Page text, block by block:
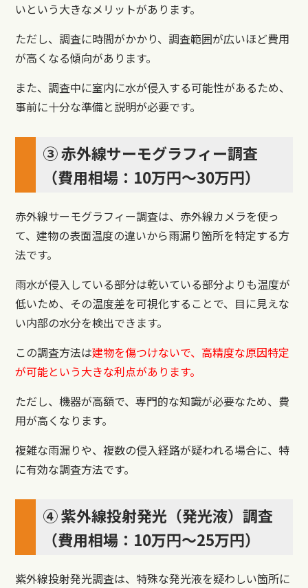
いという大きなメリットがあります。
ただし、調査に時間がかかり、調査範囲が広いほど費用
が高くなる傾向があります。
また、調査中に室内に水が侵入する可能性があるため、
事前に十分な準備と説明が必要です。
③ 赤外線サーモグラフィー調査
（費用相場：10万円〜30万円）
赤外線サーモグラフィー調査は、赤外線カメラを使っ
て、建物の表面温度の違いから雨漏り箇所を特定する方
法です。
雨水が侵入している部分は乾いている部分よりも温度が
低いため、その温度差を可視化することで、目に見えな
い内部の水分を検出できます。
この調査方法は建物を傷つけないで、高精度な原因特定
が可能という大きな利点があります。
ただし、機器が高額で、専門的な知識が必要なため、費
用が高くなります。
複雑な雨漏りや、複数の侵入経路が疑われる場合に、特
に有効な調査方法です。
④ 紫外線投射発光（発光液）調査
（費用相場：10万円〜25万円）
紫外線投射発光調査は、特殊な発光液を疑わしい箇所に